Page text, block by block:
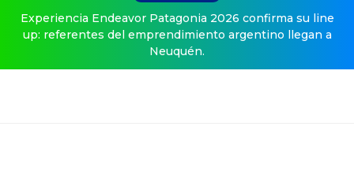
Experiencia Endeavor Patagonia 2026 confirma su line
up: referentes del emprendimiento argentino llegan a
Neuquén.